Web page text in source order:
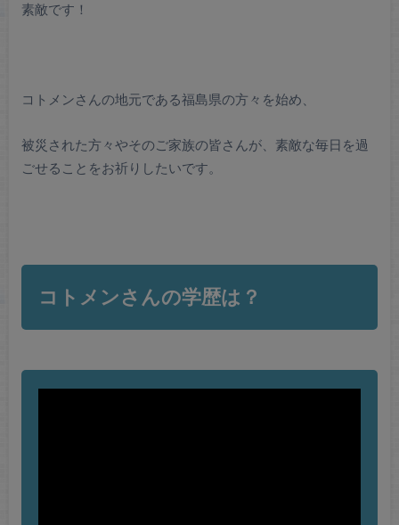
素敵です！
コトメンさんの地元である福島県の方々を始め、
被災された方々やそのご家族の皆さんが、素敵な毎日を過
ごせることをお祈りしたいです。
コトメンさんの学歴は？